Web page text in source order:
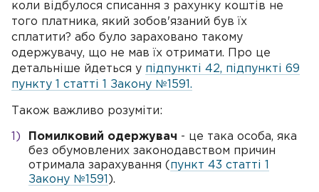
коли відбулося списання з рахунку коштів не
того платника, який зобов'язаний був їх
сплатити? або було зараховано такому
одержувачу, що не мав їх отримати. Про це
детальніше йдеться у підпункті 42, підпункті 69
пункту 1 статті 1 Закону №1591.
Також важливо розуміти:
Помилковий одержувач - це така особа, яка
без обумовлених законодавством причин
отримала зарахування ( пункт 43 статті 1
Закону №1591
).